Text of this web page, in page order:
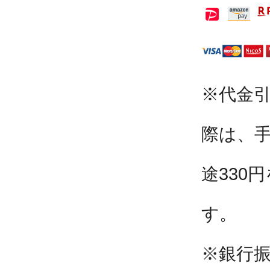
※代金
際は、
途330
す。
※銀行